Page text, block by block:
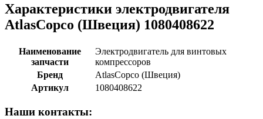
Характеристики электродвигателя
AtlasCopco (Швеция) 1080408622
Наименование
запчасти
Электродвигатель для винтовых
компрессоров
Бренд
AtlasCopco (Швеция)
Артикул
1080408622
Наши контакты: